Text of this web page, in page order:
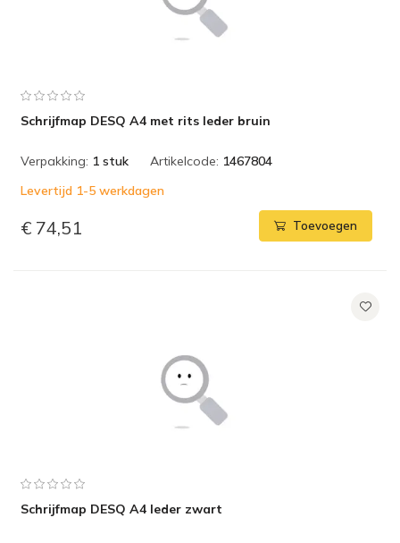
Schrijfmap DESQ A4 met rits leder bruin
Verpakking: 1 stuk Artikelcode: 1467804
Levertijd 1-5 werkdagen
€ 74,51 Toevoegen
Schrijfmap DESQ A4 leder zwart